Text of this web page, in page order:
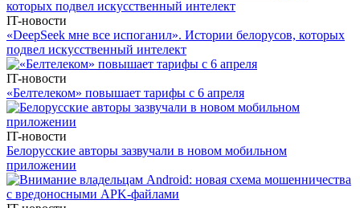
IT-новости
«DeepSeek мне все испоганил». Истории белорусов, которых
подвел искусственный интелект
IT-новости
«Белтелеком» повышает тарифы с 6 апреля
IT-новости
Белорусские авторы зазвучали в новом мобильном
приложении